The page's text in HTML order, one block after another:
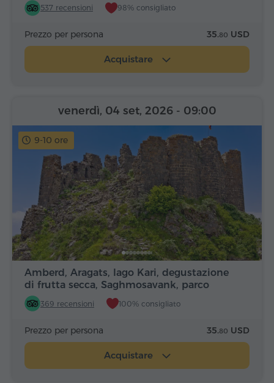
537 recensioni 98% consigliato
Prezzo per persona 35.80 USD
Acquistare
9-10 ore
Amberd, Aragats, lago Kari, degustazione
di frutta secca, Saghmosavank, parco
Alfabeto
369 recensioni 100% consigliato
venerdì, 04 set, 2026 - 09:00
Prezzo per persona 35.80 USD
Acquistare